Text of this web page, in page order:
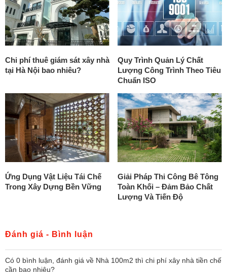
Chi phí thuê giám sát xây nhà
tại Hà Nội bao nhiêu?
Quy Trình Quản Lý Chất
Lượng Công Trình Theo Tiêu
Chuẩn ISO
Ứng Dụng Vật Liệu Tái Chế
Trong Xây Dựng Bền Vững
Giải Pháp Thi Công Bê Tông
Toàn Khối – Đảm Bảo Chất
Lượng Và Tiến Độ
Đánh giá - Bình luận
Có 0 bình luận, đánh giá về Nhà 100m2 thì chi phí xây nhà tiền chế
cần bao nhiêu?